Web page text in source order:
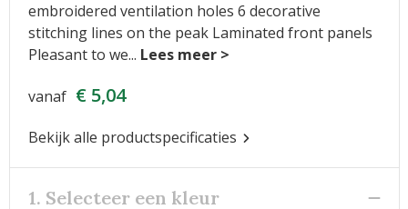
embroidered ventilation holes 6 decorative
stitching lines on the peak Laminated front panels
Pleasant to we...
vanaf € 5,04
Bekijk alle productspecificaties
1. Selecteer een kleur